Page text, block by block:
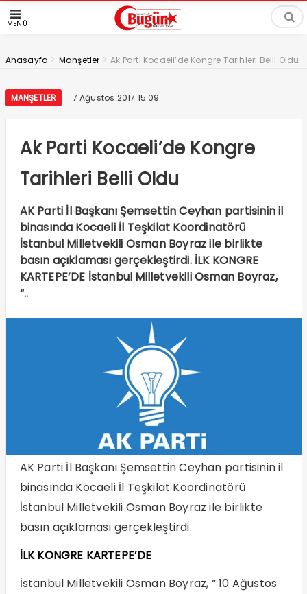
MENÜ
Anasayfa > Manşetler >Ak Parti Kocaeli’de Kongre Tarihleri Belli Oldu
MANŞETLER 7 Ağustos 2017 15:09
Ak Parti Kocaeli’de Kongre
Tarihleri Belli Oldu
AK Parti İl Başkanı Şemsettin Ceyhan partisinin il
binasında Kocaeli İl Teşkilat Koordinatörü
İstanbul Milletvekili Osman Boyraz ile birlikte
basın açıklaması gerçekleştirdi. İLK KONGRE
KARTEPE’DE İstanbul Milletvekili Osman Boyraz,
“..
AK Parti İl Başkanı Şemsettin Ceyhan partisinin il
binasında Kocaeli İl Teşkilat Koordinatörü
İstanbul Milletvekili Osman Boyraz ile birlikte
basın açıklaması gerçekleştirdi.
İLK KONGRE KARTEPE’DE
İstanbul Milletvekili Osman Boyraz, “ 10 Ağustos